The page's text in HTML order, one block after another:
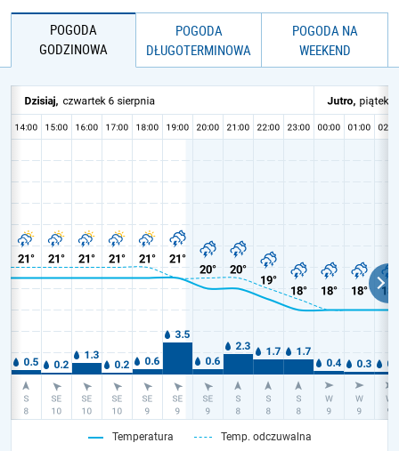
POGODA
GODZINOWA
POGODA
DŁUGOTERMINOWA
POGODA NA
WEEKEND
Temperatura Temp. odczuwalna